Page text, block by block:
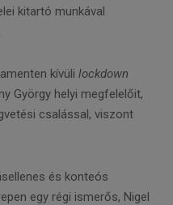
kitartó munkával
kívüli lockdown
György helyi megfelelőit,
csalással, viszont
és konteós
egy régi ismerős, Nigel